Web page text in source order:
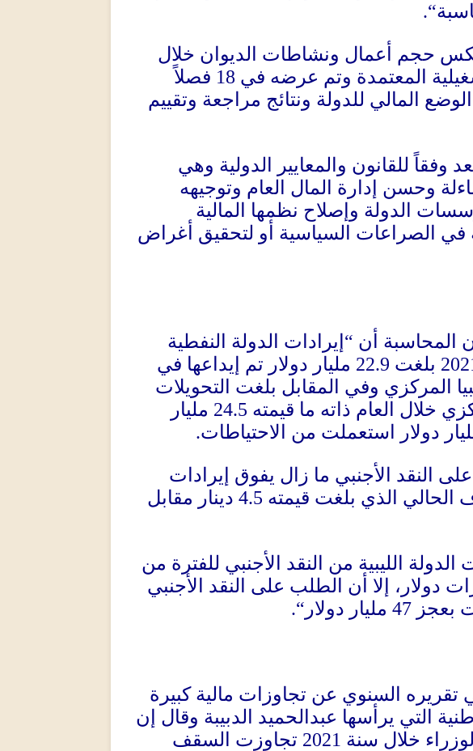
“.
حجم أعمال ونشاطات الديوان خلال
المعتمدة وتم عرضه في 18 فصلاً
المالي للدولة ونتائج مراجعة وتقييم
وفقاً للقانون والمعايير الدولية وهي
وحسن إدارة المال العام وتوجيهه
الدولة وإصلاح نظمها المالية
في الصراعات السياسية أو لتحقيق أغراض
المحاسبة أن “ إيرادات الدولة النفطية
بلغت 22.9 مليار دولار تم إيداعها في
المركزي وفي المقابل بلغت التحويلات
خلال العام ذاته ما قيمته 24.5 مليار
دولار استعملت من الاحتياطات.
النقد الأجنبي ما زال يفوق إيرادات
الذي بلغت قيمته 4.5 دينار مقابل
الدولة الليبية من النقد الأجنبي للفترة من
دولار، إلا أن الطلب على النقد الأجنبي
بعجز 47 مليار دولار “.
السنوي عن تجاوزات مالية كبيرة
التي يرأسها عبدالحميد الدبيبة وقال إن
خلال سنة 2021 تجاوزت السقف